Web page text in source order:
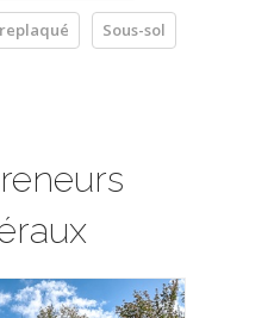
Sous-sol